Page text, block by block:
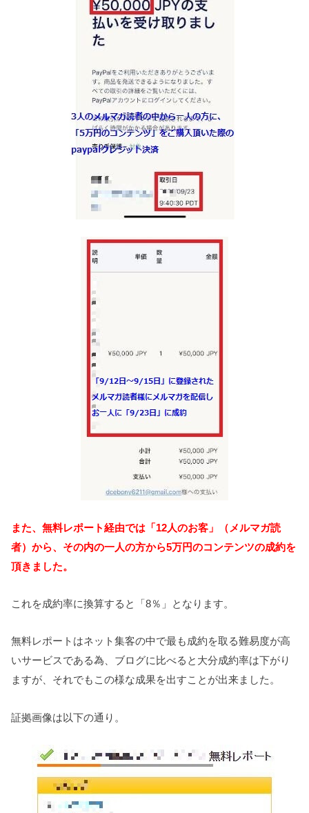
また、無料レポート経由では「12人のお客」（メルマガ読
者）から、その内の一人の方から5万円のコンテンツの成約を
頂きました。
これを成約率に換算すると「8％」となります。
無料レポートはネット集客の中で最も成約を取る難易度が高
いサービスである為、ブログに比べると大分成約率は下がり
ますが、それでもこの様な成果を出すことが出来ました。
証拠画像は以下の通り。